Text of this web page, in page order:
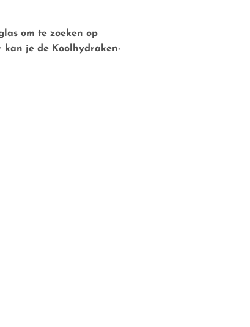
om te zoeken op
kan je de Koolhydraken-